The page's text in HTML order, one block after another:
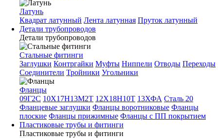
Латунь
Квадрат латунный Лента латунная Пруток латунный
Детали трубопроводов
Детали трубопроводов
Стальные фитинги
Заглушки Контргайки Муфты Ниппели Отводы Переходы
Соединители Тройники Угольники
Фланцы
09Г2С 10Х17Н13М2Т 12Х18Н10Т 13ХФА Сталь 20
Фланцевые заглушки Фланцы воротниковые Фланцы
плоские Фланцы прижимные Фланцы с ПП покрытием
Пластиковые трубы и фитинги
Пластиковые трубы и фитинги